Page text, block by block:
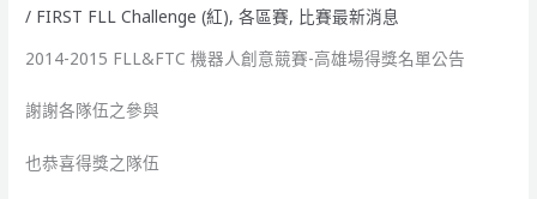
/ FIRST FLL Challenge (紅),各區賽, 比賽最新消息
2014-2015 FLL&FTC 機器人創意競賽-高雄場得獎名單公告
謝謝各隊伍之參與
也恭喜得獎之隊伍